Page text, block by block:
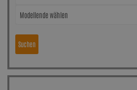
Modellende wählen
Suchen